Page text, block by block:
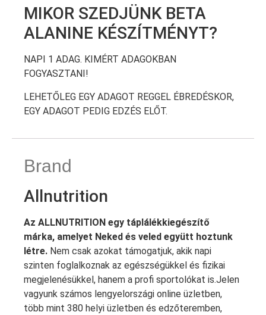
MIKOR SZEDJÜNK BETA
ALANINE KÉSZÍTMÉNYT?
NAPI 1 ADAG. KIMÉRT ADAGOKBAN
FOGYASZTANI!
LEHETŐLEG EGY ADAGOT REGGEL ÉBREDÉSKOR,
EGY ADAGOT PEDIG EDZÉS ELŐT.
Brand
Allnutrition
Az ALLNUTRITION egy táplálékkiegészítő
márka, amelyet Neked és veled együtt hoztunk
létre. Nem csak azokat támogatjuk, akik napi
szinten foglalkoznak az egészségükkel és fizikai
megjelenésükkel, hanem a profi sportolókat is.Jelen
vagyunk számos lengyelországi online üzletben,
több mint 380 helyi üzletben és edzőteremben,